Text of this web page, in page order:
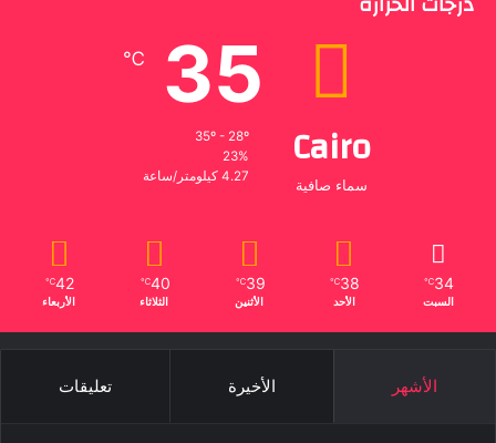
Cairo
سماء صافية
35
℃
23%
4.27 كيلومتر/ساعة
34
℃
السبت
38
℃
الأحد
39
℃
الأثنين
40
℃
الثلاثاء
42
℃
الأربعاء
الأشهر الأخيرة تعليقات